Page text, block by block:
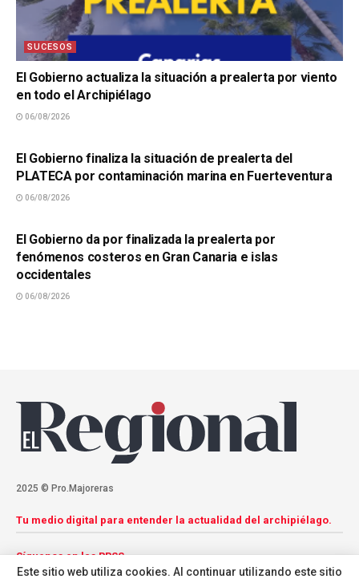
SUCESOS
El Gobierno actualiza la situación a prealerta por viento
en todo el Archipiélago
06/08/2026
El Gobierno finaliza la situación de prealerta del
PLATECA por contaminación marina en Fuerteventura
06/08/2026
El Gobierno da por finalizada la prealerta por
fenómenos costeros en Gran Canaria e islas
occidentales
06/08/2026
2025 © Pro.Majoreras
Tu medio digital para entender la actualidad del archipiélago.
Síguenos en las RRSS
Este sitio web utiliza cookies. Al continuar utilizando este sitio